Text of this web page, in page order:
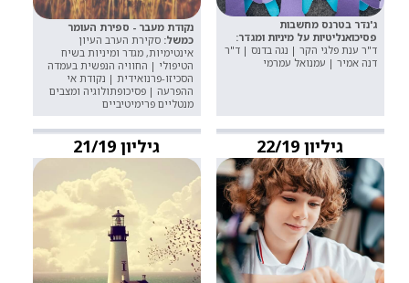
ג'נדר בטרנס מחשבות
פסיכואנליטיות על מיניות ומגדר:
ד"ר ענת פלגי הקר | נגה בדנס | ד"ר
דנה אמיר | עמנואל עמרמי
נקודת מעבר - ספירת העומר
כמשל: סקירת הערב העיון
אינטימיות, מגדר ומיניות בשיח
הטיפולי | החוויה הנפשית בעמדה
הסכיזו-פרנואידית | נקודת אי
ההפרעה | פסיכופתולוגיה ומצבים
מנטליים פרימיטיביים
גיליון 22/19 גיליון 21/19